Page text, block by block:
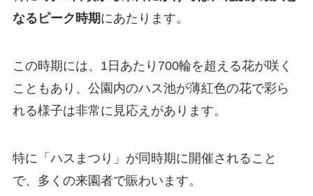
なるピーク時期にあたります。
この時期には、1日あたり700輪を超える花が咲く
こともあり、公園内のハス池が薄紅色の花で彩ら
れる様子は非常に見応えがあります。
特に「ハスまつり」が同時期に開催されること
で、多くの来園者で賑わいます。